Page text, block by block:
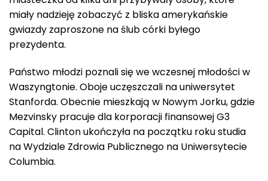
miały nadzieję zobaczyć z bliska amerykańskie
gwiazdy zaproszone na ślub córki byłego
prezydenta.
Państwo młodzi poznali się we wczesnej młodości w
Waszyngtonie. Oboje uczęszczali na uniwersytet
Stanforda. Obecnie mieszkają w Nowym Jorku, gdzie
Mezvinsky pracuje dla korporacji finansowej G3
Capital. Clinton ukończyła na początku roku studia
na Wydziale Zdrowia Publicznego na Uniwersytecie
Columbia.